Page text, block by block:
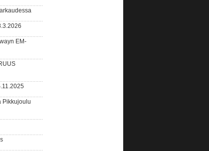
EM-
Pikkujoulu